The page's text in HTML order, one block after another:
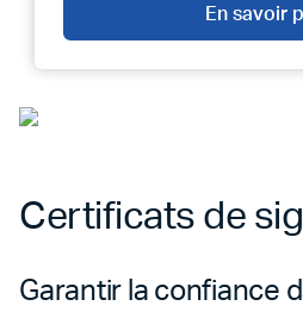
En savoir
Certificats de
Garantir la confiance